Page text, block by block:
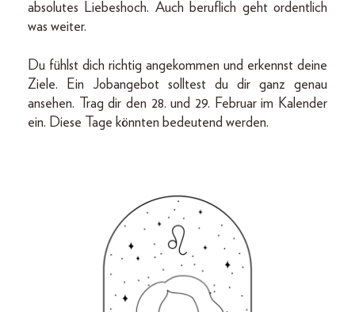
absolutes Liebeshoch. Auch beruflich geht ordentlich
was weiter.
Du fühlst dich richtig angekommen und erkennst deine
Ziele. Ein Jobangebot solltest du dir ganz genau
ansehen. Trag dir den 28. und 29. Februar im Kalender
ein. Diese Tage könnten bedeutend werden.